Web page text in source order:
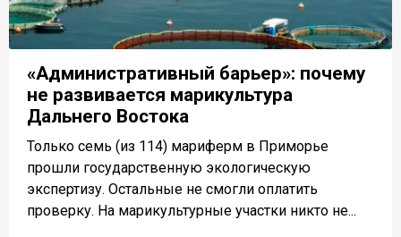
«Административный барьер»: почему
не развивается марикультура
Дальнего Востока
Только семь (из 114) мариферм в Приморье
прошли государственную экологическую
экспертизу. Остальные не смогли оплатить
проверку. На марикультурные участки никто не...